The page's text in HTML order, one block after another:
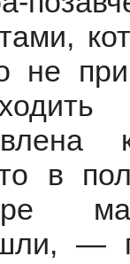
не
в
—